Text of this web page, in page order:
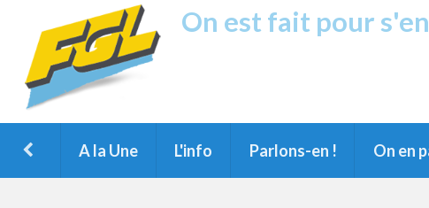
On est fait pour
A la Une L'info Parlons-en ! On en